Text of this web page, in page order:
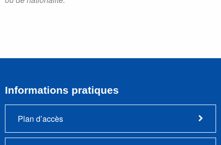
Informations pratiques
Plan d’accès